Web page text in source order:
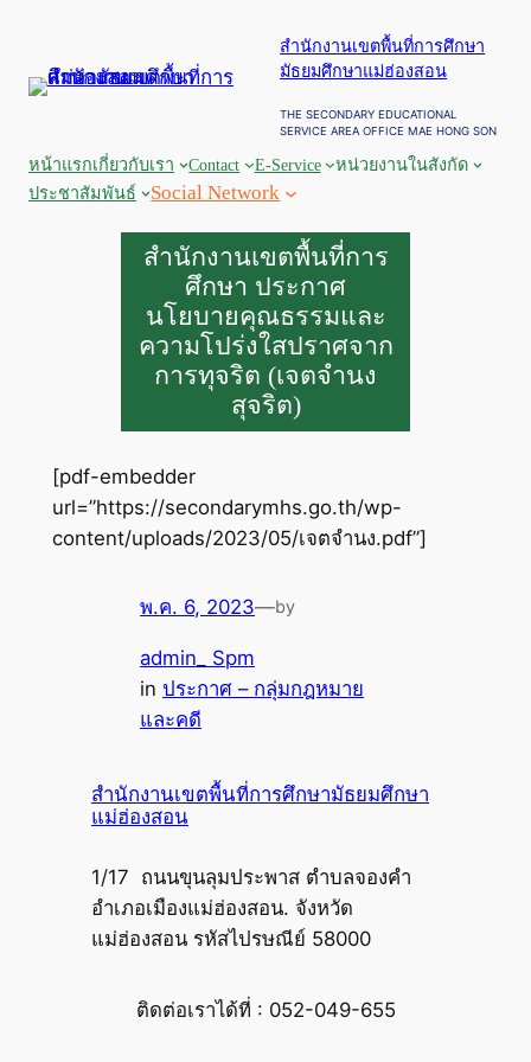
สำนักงานเขตพื้นที่การศึกษา
มัธยมศึกษาแม่ฮ่องสอน
THE SECONDARY EDUCATIONAL
SERVICE AREA OFFICE MAE HONG SON
หน้าแรกเกี่ยวกับเรา Contact E-Service
หน่วยงานในสังกัด
ประชาสัมพันธ์
Social Network
สำนักงานเขตพื้นที่การ
ศึกษา ประกาศ
นโยบายคุณธรรมและ
ความโปร่งใสปราศจาก
การทุจริต (เจตจำนง
สุจริต)
[pdf-embedder
url=”https://secondarymhs.go.th/wp-
content/uploads/2023/05/เจตจำนง.pdf”]
พ.ค. 6, 2023—by
admin_ Spm
inประกาศ – กลุ่มกฎหมาย
และคดี
สำนักงานเขตพื้นที่การศึกษามัธยมศึกษา
แม่ฮ่องสอน
1/17 ถนนขุนลุมประพาส ตำบลจองคำ
อำเภอเมืองแม่ฮ่องสอน. จังหวัด
แม่ฮ่องสอน รหัสไปรษณีย์ 58000
ติดต่อเราได้ที่ : 052-049-655